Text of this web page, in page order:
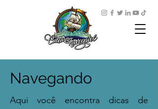
Navegando
Aqui você encontra dicas de